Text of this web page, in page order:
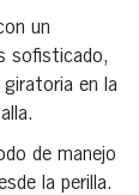
un
sofisticado,
giratoria en la
de manejo
la perilla.